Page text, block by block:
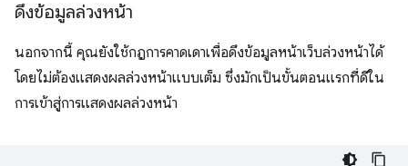
ดึงข้อมูลล่วงหน้า
นอกจากนี้ คุณยังใช้กฎการคาดเดาเพื่อดึงข้อมูลหน้าเว็บล่วงหน้าได้
โดยไม่ต้องแสดงผลล่วงหน้าแบบเต็ม ซึ่งมักเป็นขั้นตอนแรกที่ดีใน
การเข้าสู่การแสดงผลล่วงหน้า